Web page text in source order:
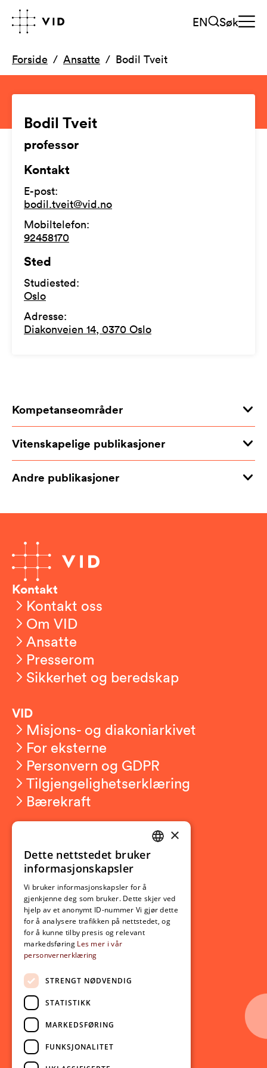
EN Søk
Forside Ansatte Bodil Tveit
Bodil Tveit
professor
Kontakt
E-post:
bodil.tveit@vid.no
Mobiltelefon:
92458170
Sted
Studiested:
Oslo
Adresse:
Diakonveien 14, 0370 Oslo
Kompetanseområder
Vitenskapelige publikasjoner
Andre publikasjoner
Kontakt
Kontakt oss
Om VID
Ansatte
Presserom
Sikkerhet og beredskap
VID
Misjons- og diakoniarkivet
For eksterne
Personvern og GDPR
Tilgjengelighetserklæring
Bærekraft
Ny student
Utveksling
Opptak
Lov- og regelverk
Aktuelt
Nyheter
Arrangementer
Nyhetsbrev
Ledige stillinger
Følg oss på sosiale medier:
Facebook
NORWEGIAN
×
Dette nettstedet bruker
informasjonskapsler
Vi bruker informasjonskapsler for å
gjenkjenne deg som bruker. Dette skjer ved
hjelp av et anonymt ID-nummer Vi gjør dette
for å analysere trafikken på nettstedet, og
for å kunne tilby presis og relevant
markedsføring Les mer i vår
personvernerklæring
STRENGT NØDVENDIG
STATISTIKK
MARKEDSFØRING
FUNKSJONALITET